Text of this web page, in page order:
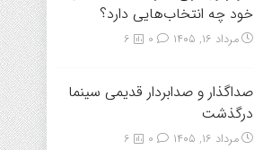
خود چه انتخاب‌هایی دارد؟
مرداد ۱۶, ۱۴۰۵ 6
صداگذار و صدابردار قدیمی سینما
درگذشت
مرداد ۱۶, ۱۴۰۵ 6